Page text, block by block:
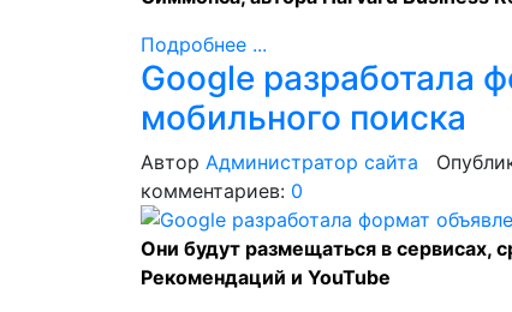
Подробнее ...
Google разработала
мобильного поиска
Автор Администратор сайта
комментариев: 0
Они будут размещаться в сервисах,
Рекомендаций и YouTube